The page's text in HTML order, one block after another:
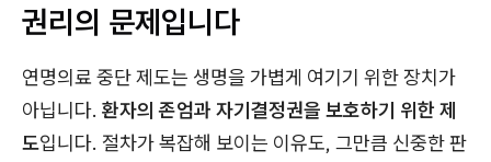
권리의 문제입니다
연명의료 중단 제도는 생명을 가볍게 여기기 위한 장치가
아닙니다. 환자의 존엄과 자기결정권을 보호하기 위한 제
도입니다. 절차가 복잡해 보이는 이유도, 그만큼 신중한 판